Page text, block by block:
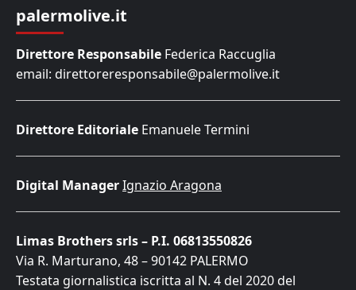
palermolive.it
Direttore Responsabile Federica Raccuglia
email: direttoreresponsabile@palermolive.it
Direttore Editoriale Emanuele Termini
Digital ManagerIgnazio Aragona
Limas Brothers srls – P.I. 06813550826
Via R. Marturano, 48 – 90142 PALERMO
Testata giornalistica iscritta al N. 4 del 2020 del